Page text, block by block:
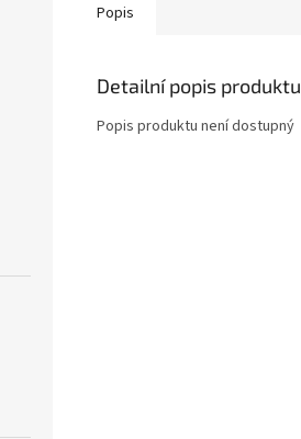
Popis
Detailní popis produktu
Popis produktu není dostupný